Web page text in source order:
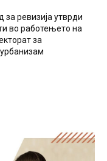
ревизија утврди
во работењето на
за